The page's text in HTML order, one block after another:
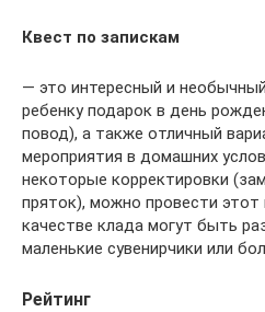
Квест по запискам
— это интересный и
ребенку подарок в день
повод), а также отличный
мероприятия в домашних
некоторые корректировки
пряток), можно провести этот
качестве клада могут быть
маленькие сувенирчики или
Рейтинг